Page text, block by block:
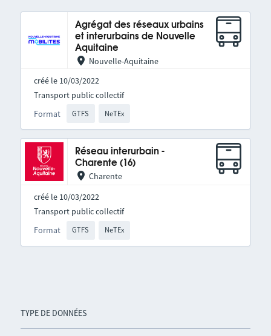
TYPE DE DONNÉES
Agrégat des réseaux urbains
et interurbains de Nouvelle
Aquitaine
Nouvelle-Aquitaine
créé le 10/03/2022
Format GTFS NeTEx
Transport public collectif
Réseau interurbain -
Charente (16)
Charente
créé le 10/03/2022
Format GTFS NeTEx
Transport public collectif